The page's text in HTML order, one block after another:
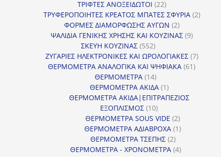
προϊόντα
ΤΡΙΦΤΕΣ ΑΝΟΞΕΙΔΩΤΟΙ 2222
προϊόντα
ΤΡΥΦΕΡΟΠΟΙΗΤΕΣ ΚΡΕΑΤΟΣ ΜΠΑΤΕΣ ΣΦΥΡΙΑ 22
ΦΟΡΜΕΣ ΔΙΑΜΟΡΦΩΣΗΣ ΑΥΓΩΝ 22
προϊόντα
ΨΑΛΙΔΙΑ ΓΕΝΙΚΗΣ ΧΡΗΣΗΣ ΚΑΙ ΚΟΥΖΙΝΑΣ 99
ΣΚΕΥΗ ΚΟΥΖΙΝΑΣ 552552
προϊόντα
ΖΥΓΑΡΙΕΣ ΗΛΕΚΤΡΟΝΙΚΕΣ ΚΑΙ ΩΡΟΛΟΓΙΑΚΕΣ 77
ΘΕΡΜΟΜΕΤΡΑ ΑΝΑΛΟΓΙΚΑ ΚΑΙ ΨΗΦΙΑΚΑ 6161
ΘΕΡΜΟΜΕΤΡΑ 1414
προϊόντα
ΘΕΡΜΟΜΕΤΡΑ ΑΚΙΔΑ 11
προϊόν
ΘΕΡΜΟΜΕΤΡΑ ΑΚΙΔΑ|ΕΠΙΤΡΑΠΕΖΙΟΣ
ΕΞΟΠΛΙΣΜΟΣ 1010
προϊόντα
ΘΕΡΜΟΜΕΤΡΑ SOUS VIDE 22
προϊόντα
ΘΕΡΜΟΜΕΤΡΑ ΑΔΙΑΒΡΟΧΑ 11
ΘΕΡΜΟΜΕΤΡΑ ΤΣΕΠΗΣ 22
προϊόντα
ΘΕΡΜΟΜΕΤΡΑ - ΧΡΟΝΟΜΕΤΡΑ 44